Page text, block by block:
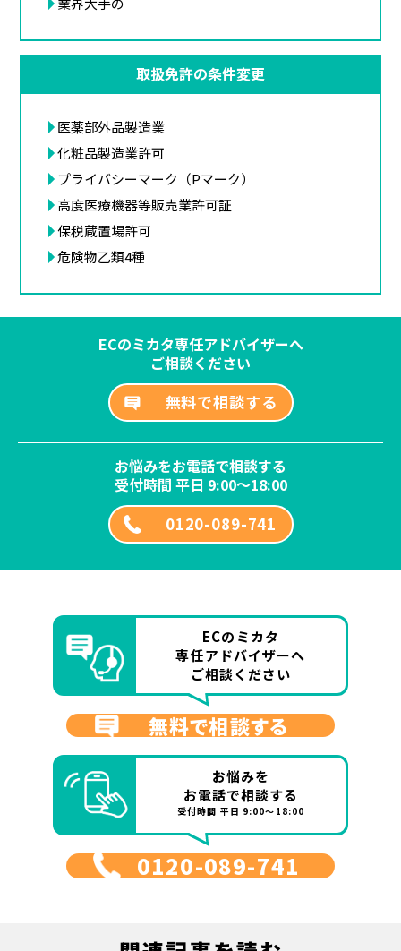
取扱免許の条件変更
医薬部外品製造業
化粧品製造業許可
プライバシーマーク（Pマーク）
高度医療機器等販売業許可証
保税蔵置場許可
危険物乙類4種
ECのミカタ専任アドバイザーへ
ご相談ください
無料で相談する
お悩みをお電話で相談する
受付時間 平日 9:00～18:00
0120-089-741
ECのミカタ
専任アドバイザーへ
ご相談ください
無料で相談する
お悩みを
お電話で相談する
受付時間 平日 9:00～18:00
0120-089-741